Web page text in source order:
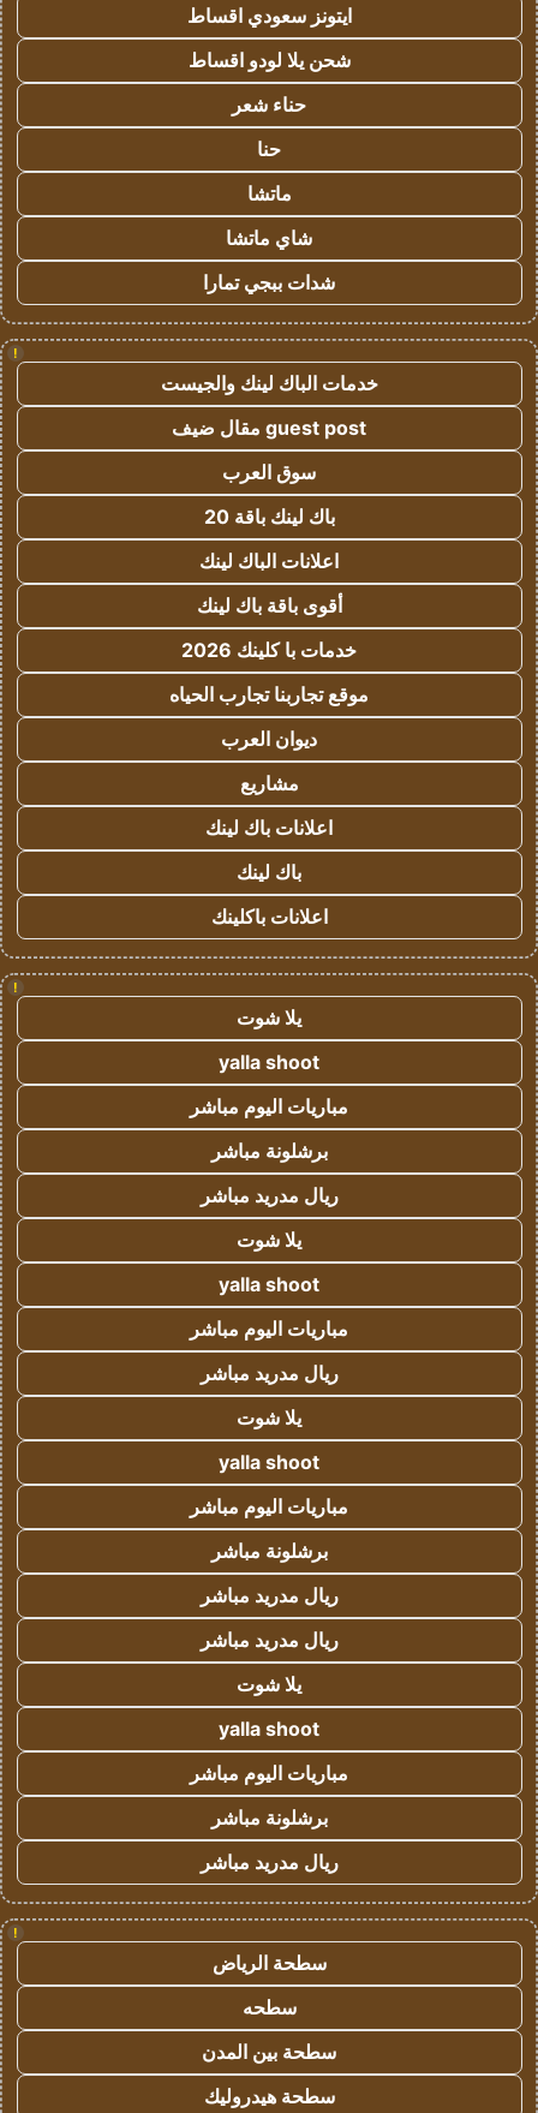
ايتونز سعودي اقساط
شحن يلا لودو اقساط
حناء شعر
حنا
ماتشا
شاي ماتشا
شدات ببجي تمارا
!
خدمات الباك لينك والجيست
guest post مقال ضيف
سوق العرب
باك لينك باقة 20
اعلانات الباك لينك
أقوى باقة باك لينك
خدمات با كلينك 2026
موقع تجاربنا تجارب الحياه
ديوان العرب
مشاريع
اعلانات باك لينك
باك لينك
اعلانات باكلينك
!
يلا شوت
yalla shoot
مباريات اليوم مباشر
برشلونة مباشر
ريال مدريد مباشر
يلا شوت
yalla shoot
مباريات اليوم مباشر
ريال مدريد مباشر
يلا شوت
yalla shoot
مباريات اليوم مباشر
برشلونة مباشر
ريال مدريد مباشر
ريال مدريد مباشر
يلا شوت
yalla shoot
مباريات اليوم مباشر
برشلونة مباشر
ريال مدريد مباشر
!
سطحة الرياض
سطحه
سطحة بين المدن
سطحة هيدروليك